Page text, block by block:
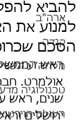
ארה"ב
קנדה
מלחה"ע
טכנולוגיה
העולם
להביא
למנוע את
הסכם
ראש
אולמרט.
שנים, ראש
ירושלים